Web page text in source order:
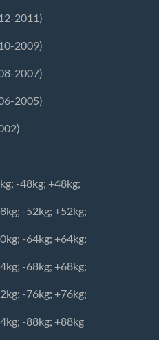
2011)
2009)
2007)
2005)
-48kg; +48kg;
-52kg; +52kg;
-64kg; +64kg;
-68kg; +68kg;
-76kg; +76kg;
-88kg; +88kg